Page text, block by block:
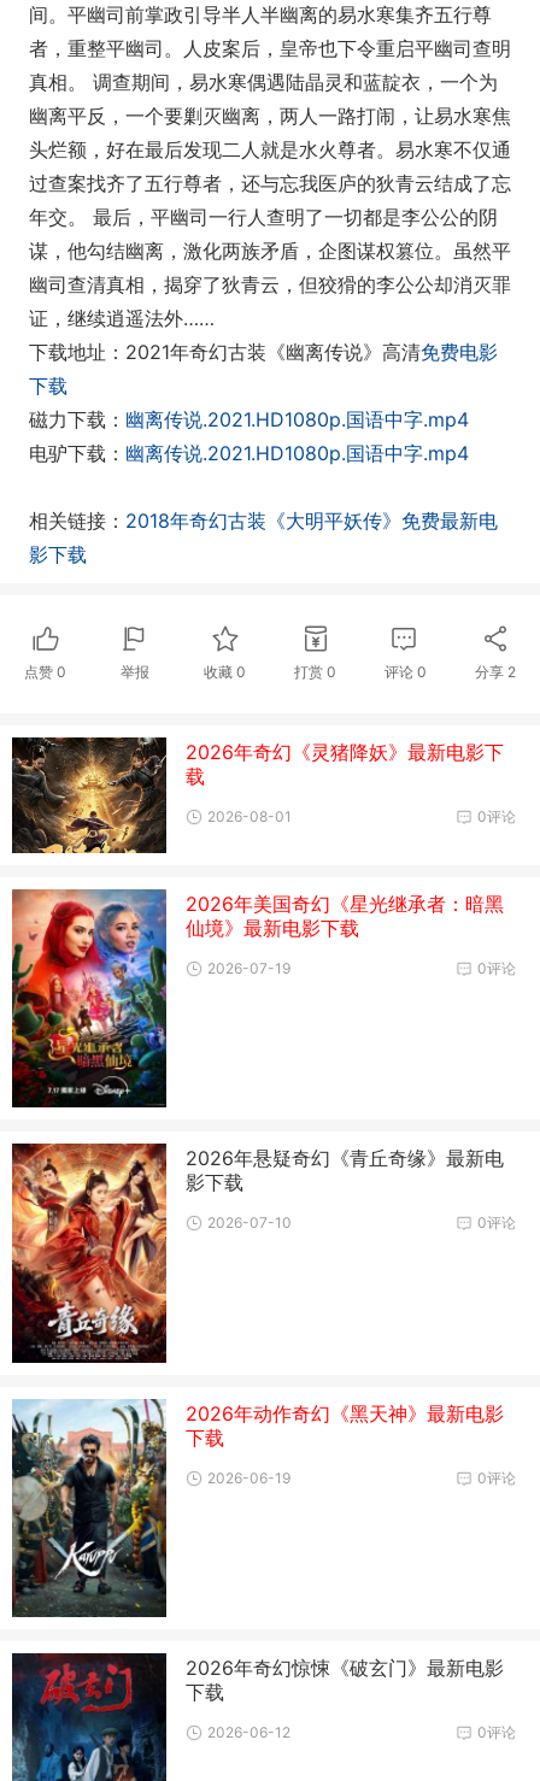
间。平幽司前掌政引导半人半幽离的易水寒集齐五行尊
者，重整平幽司。人皮案后，皇帝也下令重启平幽司查明
真相。 调查期间，易水寒偶遇陆晶灵和蓝靛衣，一个为
幽离平反，一个要剿灭幽离，两人一路打闹，让易水寒焦
头烂额，好在最后发现二人就是水火尊者。易水寒不仅通
过查案找齐了五行尊者，还与忘我医庐的狄青云结成了忘
年交。 最后，平幽司一行人查明了一切都是李公公的阴
谋，他勾结幽离，激化两族矛盾，企图谋权篡位。虽然平
幽司查清真相，揭穿了狄青云，但狡猾的李公公却消灭罪
证，继续逍遥法外……
下载地址：2021年奇幻古装《幽离传说》高清免费电影
下载
磁力下载： 幽离传说.2021.HD1080p.国语中字.mp4
电驴下载： 幽离传说.2021.HD1080p.国语中字.mp4
相关链接： 2018年奇幻古装《大明平妖传》免费最新电
影下载
点赞 0 举报 收藏0 打赏 0 评论 0 分享 2
2026年奇幻《灵猪降妖》最新电影下
载
0评论
2026-08-01
2026年美国奇幻《星光继承者：暗黑
仙境》最新电影下载
0评论
2026-07-19
2026年悬疑奇幻《青丘奇缘》最新电
影下载
0评论
2026-07-10
2026年动作奇幻《黑天神》最新电影
下载
0评论
2026-06-19
2026年奇幻惊悚《破玄门》最新电影
下载
0评论
2026-06-12